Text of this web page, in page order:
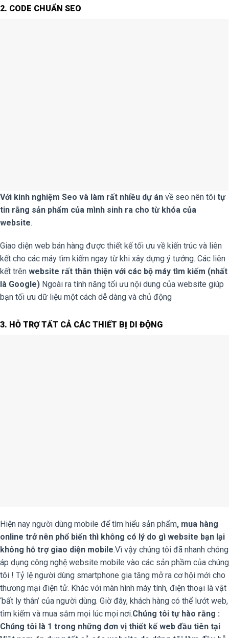
2. CODE CHUẨN SEO
Với kinh nghiệm Seo và làm rất nhiều dự án về seo nên tôi tự
tin rằng sản phẩm của mình sinh ra cho từ khóa của
website.
Giao diện web bán hàng được thiết kế tối ưu về kiến trúc và liên
kết cho các máy tìm kiếm ngay từ khi xây dựng ý tưởng. Các liên
kết trên website rất thân thiện với các bộ máy tìm kiếm (nhất
là Google) Ngoài ra tính năng tối ưu nội dung của website giúp
bạn tối ưu dữ liệu một cách dễ dàng và chủ động
3. HỖ TRỢ TẤT CẢ CÁC THIẾT BỊ DI ĐỘNG
Hiện nay người dùng mobile để tìm hiểu sản phẩm, mua hàng
online trở nên phổ biến thì không có lý do gì website bạn lại
không hỗ trợ giao diện mobile.Vì vậy chúng tôi đã nhanh chóng
áp dụng công nghệ website mobile vào các sản phầm của chúng
tôi ! Tỷ lệ người dùng smartphone gia tăng mở ra cơ hội mới cho
thương mại điện tử. Khác với màn hình máy tính, điện thoại là vật
‘bất ly thân’ của người dùng. Giờ đây, khách hàng có thể lướt web,
tìm kiếm và mua sắm mọi lúc mọi nơi.Chúng tôi tự hào rằng :
Chúng tôi là 1 trong những đơn vị thiết kế web đầu tiên tại